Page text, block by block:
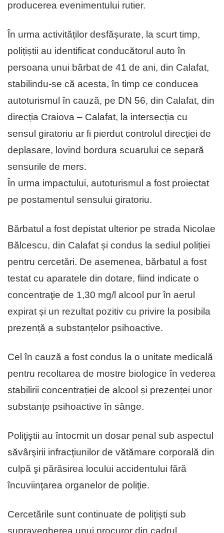
producerea evenimentului rutier.
În urma activităților desfășurate, la scurt timp,
polițiștii au identificat conducătorul auto în
persoana unui bărbat de 41 de ani, din Calafat,
stabilindu-se că acesta, în timp ce conducea
autoturismul în cauză, pe DN 56, din Calafat, din
direcția Craiova – Calafat, la intersecția cu
sensul giratoriu ar fi pierdut controlul direcției de
deplasare, lovind bordura scuarului ce separă
sensurile de mers.
În urma impactului, autoturismul a fost proiectat
pe postamentul sensului giratoriu.
Bărbatul a fost depistat ulterior pe strada Nicolae
Bălcescu, din Calafat și condus la sediul poliției
pentru cercetări. De asemenea, bărbatul a fost
testat cu aparatele din dotare, fiind indicate o
concentraţie de 1,30 mg/l alcool pur în aerul
expirat și un rezultat pozitiv cu privire la posibila
prezență a substanțelor psihoactive.
Cel în cauză a fost condus la o unitate medicală
pentru recoltarea de mostre biologice în vederea
stabilirii concentrației de alcool și prezenței unor
substanțe psihoactive în sânge.
Poliţiştii au întocmit un dosar penal sub aspectul
săvârşirii infracţiunilor de vătămare corporală din
culpă şi părăsirea locului accidentului fără
încuviinţarea organelor de poliţie.
Cercetările sunt continuate de poliţişti sub
supravegherea unui procuror din cadrul